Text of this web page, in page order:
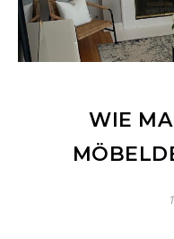
WIE